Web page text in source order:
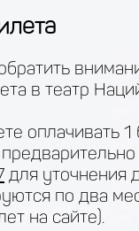
Выбор
в театр
оплачивать 1
для уточнения
по два
на сайте).